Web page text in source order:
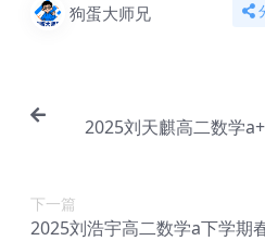
狗蛋大师兄
2025刘天麒高二数学
下一篇
2025刘浩宇高二数学a下学期